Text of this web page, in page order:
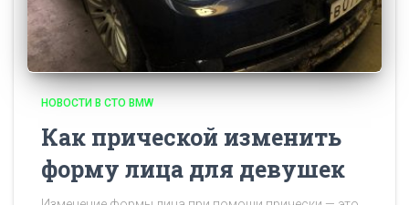
НОВОСТИ В СТО BMW
Как прической изменить
форму лица для девушек